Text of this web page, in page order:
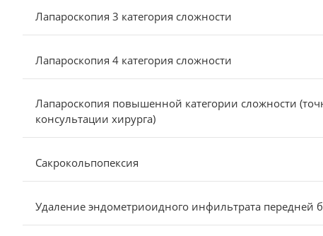
Лапароскопия 3 категория сложности
Лапароскопия 4 категория сложности
Лапароскопия повышенной категории сложности
консультации хирурга)
Сакрокольпопексия
Удаление эндометриоидного инфильтрата передней